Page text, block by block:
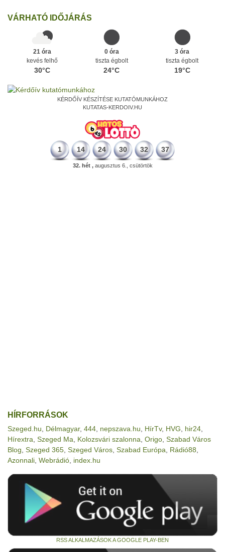
VÁRHATÓ IDŐJÁRÁS
21 óra
kevés felhő
30°C
0 óra
tiszta égbolt
24°C
3 óra
tiszta égbolt
19°C
KÉRDŐÍV KÉSZÍTÉSE KUTATÓMUNKÁHOZ
KUTATAS-KERDOIV.HU
1 14 24 30 32 37
32. hét ,augusztus 6., csütörtök
HÍRFORRÁSOK
Szeged.hu Délmagyar, 444 nepszava.hu HírTv, HVG hir24
Hírextra Szeged Ma Kolozsvári szalonna Origo Szabad Város
Blog Szeged 365 Szeged Város Szabad Európa Rádió88
Azonnali Webrádió index.hu
RSS ALKALMAZÁSOK A GOOGLE PLAY-BEN